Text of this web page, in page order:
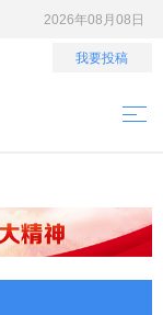
2026年08月08日
我要投稿